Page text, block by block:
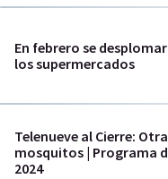
En febrero se
los supermercados
Telenueve al Cierre:
mosquitos | Programa
2024